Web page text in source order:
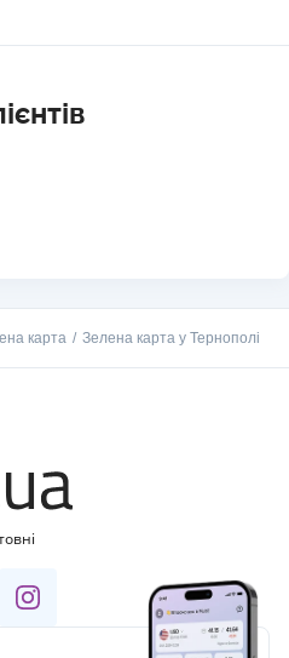
на Finance.ua.
карта Зелена карта у Тернополі